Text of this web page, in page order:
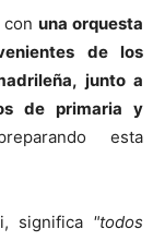
una orquesta
de los
junto a
de primaria y
esta
significa "todos